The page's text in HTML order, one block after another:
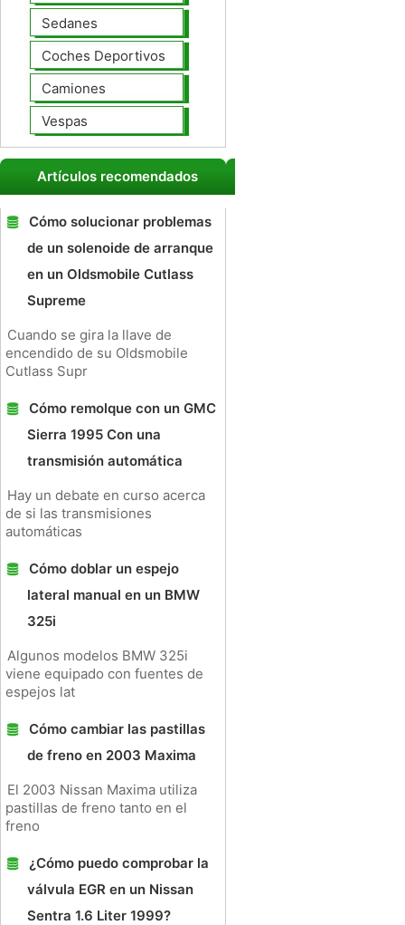
Sedanes
Coches Deportivos
Camiones
Vespas
Artículos recomendados
Cómo solucionar problemas
de un solenoide de arranque
en un Oldsmobile Cutlass
Supreme
Cuando se gira la llave de
encendido de su Oldsmobile
Cutlass Supr
Cómo remolque con un GMC
Sierra 1995 Con una
transmisión automática
Hay un debate en curso acerca
de si las transmisiones
automáticas
Cómo doblar un espejo
lateral manual en un BMW
325i
Algunos modelos BMW 325i
viene equipado con fuentes de
espejos lat
Cómo cambiar las pastillas
de freno en 2003 Maxima
El 2003 Nissan Maxima utiliza
pastillas de freno tanto en el
freno
¿Cómo puedo comprobar la
válvula EGR en un Nissan
Sentra 1.6 Liter 1999?